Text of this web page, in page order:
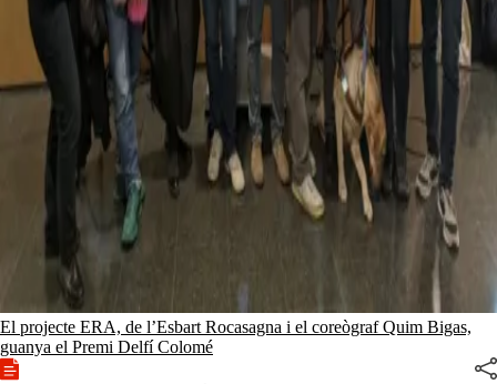
El projecte ERA, de l’Esbart Rocasagna i el coreògraf Quim Bigas,
guanya el Premi Delfí Colomé